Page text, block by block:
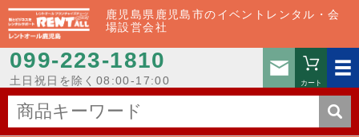
鹿児島県鹿児島市のイベントレンタル・会
場設営会社
099-223-1810
土日祝日を除く08:00-17:00
お問い
カート